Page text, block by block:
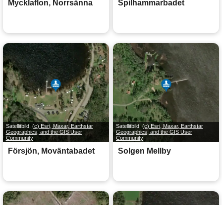
Mycklaflon, Norrsånna Spilhammarbadet
Satellitbild: (c) Esri, Maxar, Earthstar
Geographics, and the GIS User
Community
Försjön, Moväntabadet
Satellitbild: (c) Esri, Maxar, Earthstar
Geographics, and the GIS User
Community
Solgen Mellby